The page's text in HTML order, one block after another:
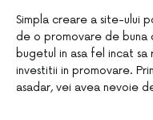
Simpla creare a site-ului
de o promovare de buna
bugetul in asa fel incat
investitii in promovare.
asadar, vei avea nevoie